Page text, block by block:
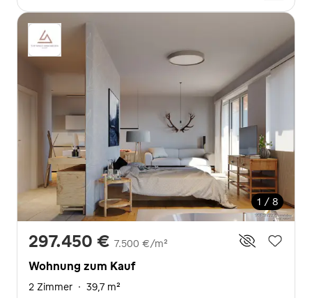
1 / 8
297.450 € 7.500 €/m²
Wohnung zum Kauf
2 Zimmer · 39,7 m²